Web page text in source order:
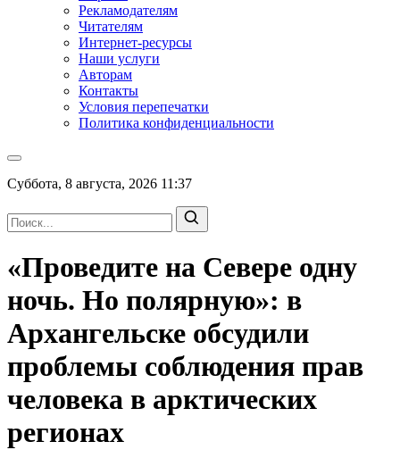
Рекламодателям
Читателям
Интернет-ресурсы
Наши услуги
Авторам
Контакты
Условия перепечатки
Политика конфиденциальности
Суббота, 8 августа, 2026 11:37
«Проведите на Севере одну
ночь. Но полярную»: в
Архангельске обсудили
проблемы соблюдения прав
человека в арктических
регионах